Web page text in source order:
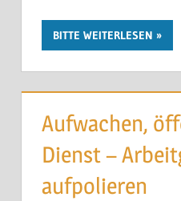
BITTE WEITERLESEN
Aufwachen,
Dienst –
aufpolieren